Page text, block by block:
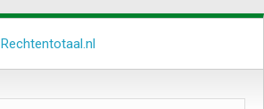
Rechtentotaal.nl